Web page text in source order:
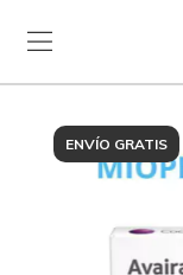
ENVÍO GRATIS